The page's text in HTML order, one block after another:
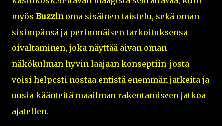
myös Buzzinoma sisäinen taistelu, sekä oman
sisimpänsä ja perimmäisen tarkoituksensa
oivaltaminen, joka näyttää aivan oman
näkökulman hyvin laajaan konseptiin, josta
voisi helposti nostaa entistä enemmän jatkeita ja
uusia käänteitä maailman rakentamiseen jatkoa
ajatellen.